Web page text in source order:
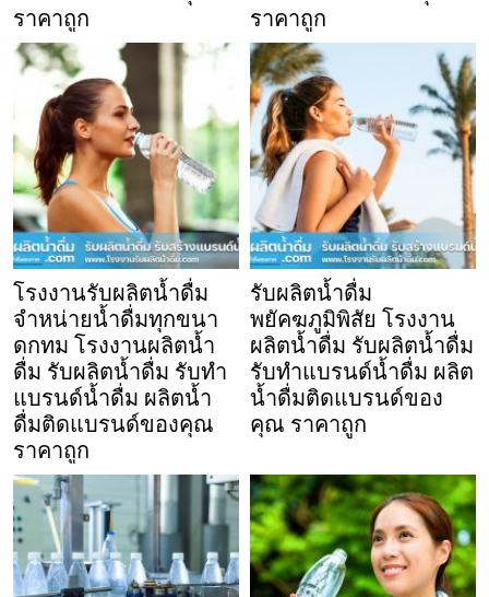
ราคาถูก
ราคาถูก
โรงงานรับผลิตน้ำดื่ม
จำหน่ายน้ำดื่มทุกขนา
ดกทม โรงงานผลิตน้ำ
ดื่ม รับผลิตน้ำดื่ม รับทำ
แบรนด์น้ำดื่ม ผลิตน้ำ
ดื่มติดแบรนด์ของคุณ
ราคาถูก
รับผลิตน้ำดื่ม
พยัคฆภูมิพิสัย โรงงาน
ผลิตน้ำดื่ม รับผลิตน้ำดื่ม
รับทำแบรนด์น้ำดื่ม ผลิต
น้ำดื่มติดแบรนด์ของ
คุณ ราคาถูก